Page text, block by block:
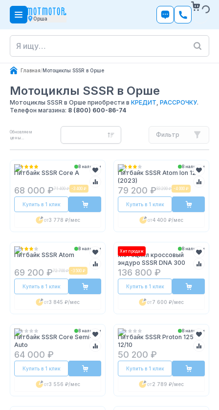
Орша
Главная/Мотоциклы SSSR в Орше
Мотоциклы SSSR в Орше
Мотоциклы SSSR в Орше приобрести в КРЕДИТ, РАССРОЧКУ.
Телефон магазина: 8 (800) 600-86-74
Обновляем
цены...
Фильтр
В наличии
Питбайк SSSR Core A
68 000 ₽71 400 ₽ -3 400 ₽
Купить в 1 клик
от3 778 ₽/мес
В наличии
Питбайк SSSR Atom Ion 125
(2023)
79 200 ₽83 200 ₽ -4 000 ₽
Купить в 1 клик
от4 400 ₽/мес
В наличии
Питбайк SSSR Atom
69 200 ₽72 700 ₽ -3 500 ₽
Купить в 1 клик
от3 845 ₽/мес
Хит продаж В наличии
Мотоцикл кроссовый
эндуро SSSR DNA 300
136 800 ₽
Купить в 1 клик
от7 600 ₽/мес
В наличии
Питбайк SSSR Core Semi-
Auto
64 000 ₽
Купить в 1 клик
от3 556 ₽/мес
В наличии
Питбайк SSSR Proton 125
12/10
50 200 ₽
Купить в 1 клик
от2 789 ₽/мес